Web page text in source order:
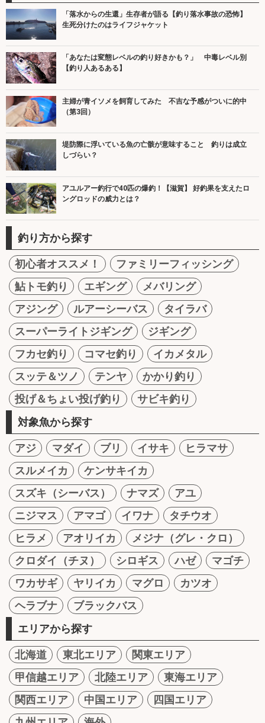
「落水からの生還」生存者が語る【釣り落水事故の恐怖】
生死分けたのはライフジャケット
「あなたは変態レベルの釣り好きかも？」 中毒レベル別
【釣り人あるある】
主婦が青イソメを飼育してみた 不吉な予感がついに的中
（第3回）
堤防際に浮いている魚の亡骸が意味すること 釣りは成立
しづらい？
アユルアー釣行で40匹の爆釣！【滋賀】 好釣果を支えたロ
ングロッドの威力とは？
釣り方から探す
初心者オススメ！
ファミリーフィッシング
鮎トモ釣り
エギング
メバリング
アジング
ルアーシーバス
タイラバ
スーパーライトジギング
ジギング
フカセ釣り
コマセ釣り
イカメタル
スッテ＆ツノ
テンヤ
かかり釣り
投げ＆ちょい投げ釣り
サビキ釣り
対象魚から探す
アジ マダイ ブリ イサキ
ヒラマサ
スルメイカ
ケンサキイカ
スズキ（シーバス）
ナマズ
アユ
ニジマス
アマゴ イワナ
タチウオ
ヒラメ
アオリイカ
メジナ（グレ・クロ）
クロダイ（チヌ）
シロギス ハゼ
マゴチ
ワカサギ
ヤリイカ マグロ
カツオ
ヘラブナ
ブラックバス
エリアから探す
北海道 東北エリア
関東エリア
甲信越エリア
北陸エリア
東海エリア
関西エリア
中国エリア
四国エリア